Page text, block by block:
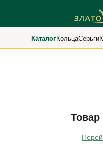
КаталогКольцаСерьги
Товар